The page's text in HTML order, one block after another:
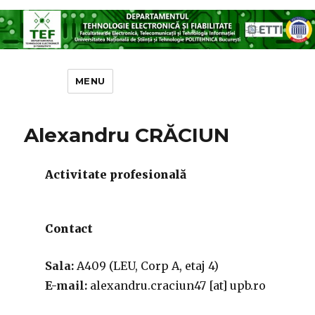
Departamentul Tehnologie
Electronică și Fiabilitate
MENU
Alexandru CRĂCIUN
Activitate profesională
Contact
Sala: A409 (LEU, Corp A, etaj 4)
E-mail:alexandru.craciun47 [at] upb.ro